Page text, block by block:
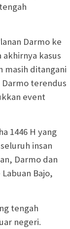
Darmo ke
kasus
masih ditangani
terendus
event
1446 H yang
insan
Darmo dan
Bajo,
tengah
negeri.